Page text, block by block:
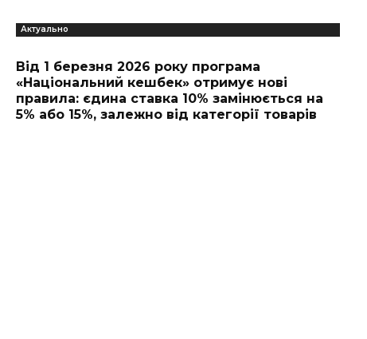
Актуально
Від 1 березня 2026 року програма
«Національний кешбек» отримує нові
правила: єдина ставка 10% замінюється на
5% або 15%, залежно від категорії товарів